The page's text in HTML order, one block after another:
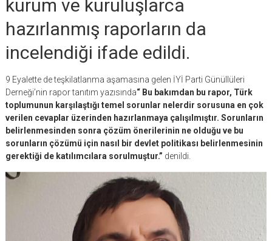
kurum ve kuruluşlarca
hazırlanmış raporların da
incelendiği ifade edildi.
9 Eyalette de teşkilatlanma aşamasına gelen İYİ Parti Günüllüleri
Derneği’nin rapor tanıtım yazısında“ Bu bakımdan bu rapor, Türk
toplumunun karşılaştığı temel sorunlar nelerdir sorusuna en çok
verilen cevaplar üzerinden hazırlanmaya çalışılmıştır. Sorunların
belirlenmesinden sonra çözüm önerilerinin ne olduğu ve bu
sorunların çözümü için nasıl bir devlet politikası belirlenmesinin
gerektiği de katılımcılara sorulmuştur.” denildi.